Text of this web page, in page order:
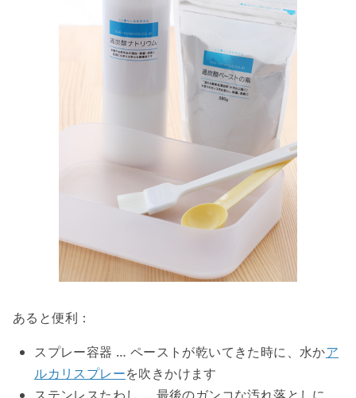
あると便利：
スプレー容器 … ペーストが乾いてきた時に、水かア
ルカリスプレーを吹きかけます